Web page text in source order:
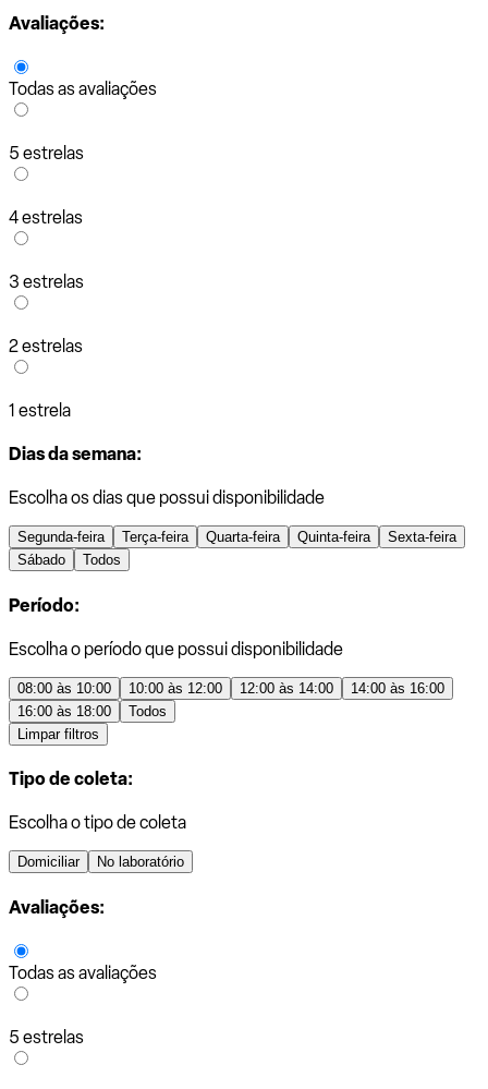
Avaliações:
Todas as avaliações
5 estrelas
4 estrelas
3 estrelas
2 estrelas
1 estrela
Dias da semana:
Escolha os dias que possui disponibilidade
Segunda-feira Terça-feira Quarta-feira Quinta-feira
Sexta-feira
Sábado
Todos
Período:
Escolha o período que possui disponibilidade
08:00 às 10:00 10:00 às 12:00 12:00 às 14:00
14:00 às 16:00
16:00 às 18:00
Todos
Limpar filtros
Tipo de coleta:
Escolha o tipo de coleta
Domiciliar No laboratório
Avaliações:
Todas as avaliações
5 estrelas